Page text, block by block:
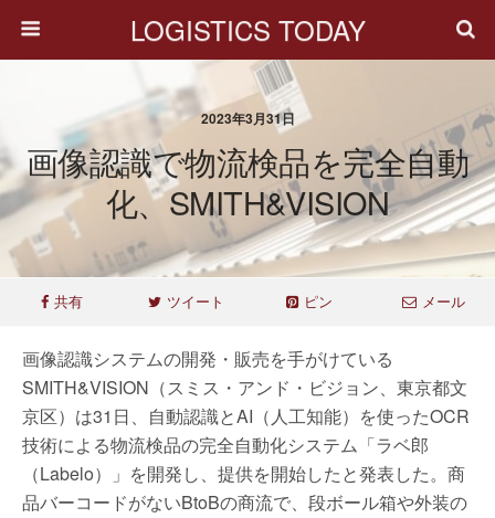
LOGISTICS TODAY
2023年3月31日
画像認識で物流検品を完全自動
化、SMITH&VISION
共有 ツイート ピン メール
画像認識システムの開発・販売を手がけている
SMITH&VISION（スミス・アンド・ビジョン、東京都文
京区）は31日、自動認識とAI（人工知能）を使ったOCR
技術による物流検品の完全自動化システム「ラベ郎
（Labelo）」を開発し、提供を開始したと発表した。商
品バーコードがないBtoBの商流で、段ボール箱や外装の